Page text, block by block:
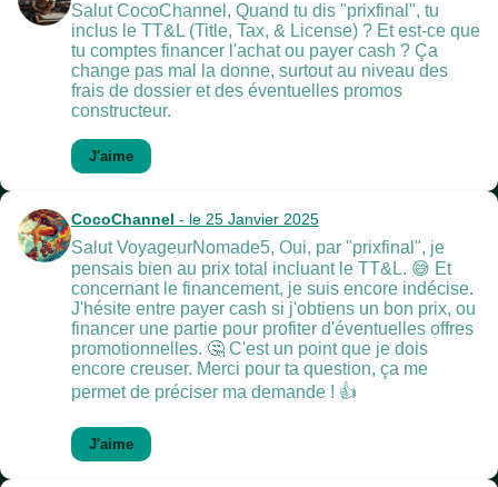
Salut CocoChannel, Quand tu dis "prixfinal", tu
inclus le TT&L (Title, Tax, & License) ? Et est-ce que
tu comptes financer l'achat ou payer cash ? Ça
change pas mal la donne, surtout au niveau des
frais de dossier et des éventuelles promos
constructeur.
J'aime
CocoChannel - le 25 Janvier 2025
Salut VoyageurNomade5, Oui, par "prixfinal", je
pensais bien au prix total incluant le TT&L. 😅 Et
concernant le financement, je suis encore indécise.
J'hésite entre payer cash si j'obtiens un bon prix, ou
financer une partie pour profiter d'éventuelles offres
promotionnelles. 🤔 C'est un point que je dois
encore creuser. Merci pour ta question, ça me
permet de préciser ma demande ! 👍
J'aime